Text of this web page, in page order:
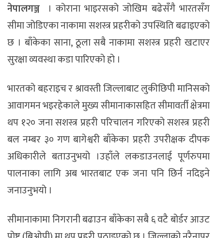
नेपालगञ्ज । कोराना भाइरसको जोखिम बढेसँगै भारतसँग
सीमा जोडिएका नाकामा सशस्त्र प्रहरीको उपस्थिति बढाइएको
छ । बाँकेका साना, ठूला सबै नाकामा सशस्त्र प्रहरी खटाएर
सुरक्षा व्यवस्था कडा पारिएको हो ।
भारतको बहराइच र श्रावस्ती जिल्लाबाट लुकीछिपी मानिसको
आवागमन भइरहेकाले मुख्य सीमानाकासहित सीमावर्ती क्षेत्रमा
थप १२० जना सशस्त्र प्रहरी परिचालन गरिएको सशस्त्र प्रहरी
बल नम्बर ३० गण बागेश्वरी बाँकेका प्रहरी उपरीक्षक दीपक
अधिकारीले बताउनुभयो ।उहाँले लकडाउनलाई पूर्णरुपमा
पालनाका लागि अब भारतबाट एक जना पनि छिर्न नदिइने
जनाउनुभयो ।
सीमानाकामा निगरानी बढाउन बाँकेका सबै ६ वटै बोर्डर आउट